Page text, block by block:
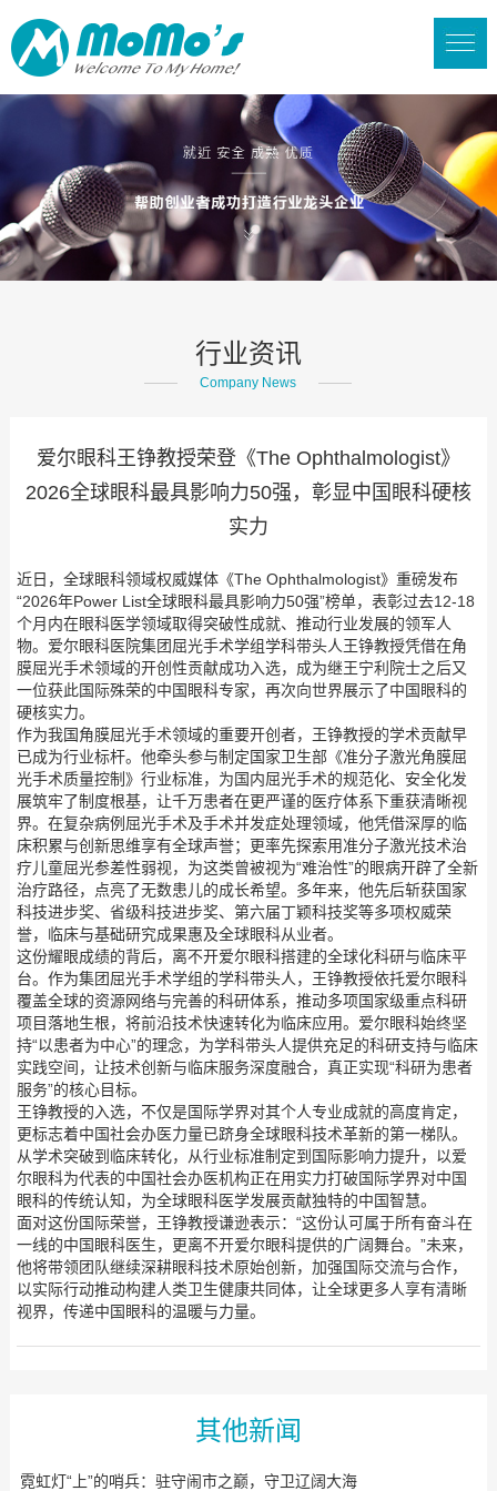
行业资讯
Company News
爱尔眼科王铮教授荣登《The Ophthalmologist》
2026全球眼科最具影响力50强，彰显中国眼科硬核
实力
近日，全球眼科领域权威媒体《The Ophthalmologist》重磅发布
“2026年Power List全球眼科最具影响力50强”榜单，表彰过去12-18
个月内在眼科医学领域取得突破性成就、推动行业发展的领军人
物。爱尔眼科医院集团屈光手术学组学科带头人王铮教授凭借在角
膜屈光手术领域的开创性贡献成功入选，成为继王宁利院士之后又
一位获此国际殊荣的中国眼科专家，再次向世界展示了中国眼科的
硬核实力。
作为我国角膜屈光手术领域的重要开创者，王铮教授的学术贡献早
已成为行业标杆。他牵头参与制定国家卫生部《准分子激光角膜屈
光手术质量控制》行业标准，为国内屈光手术的规范化、安全化发
展筑牢了制度根基，让千万患者在更严谨的医疗体系下重获清晰视
界。在复杂病例屈光手术及手术并发症处理领域，他凭借深厚的临
床积累与创新思维享有全球声誉；更率先探索用准分子激光技术治
疗儿童屈光参差性弱视，为这类曾被视为“难治性”的眼病开辟了全新
治疗路径，点亮了无数患儿的成长希望。多年来，他先后斩获国家
科技进步奖、省级科技进步奖、第六届丁颖科技奖等多项权威荣
誉，临床与基础研究成果惠及全球眼科从业者。
这份耀眼成绩的背后，离不开爱尔眼科搭建的全球化科研与临床平
台。作为集团屈光手术学组的学科带头人，王铮教授依托爱尔眼科
覆盖全球的资源网络与完善的科研体系，推动多项国家级重点科研
项目落地生根，将前沿技术快速转化为临床应用。爱尔眼科始终坚
持“以患者为中心”的理念，为学科带头人提供充足的科研支持与临床
实践空间，让技术创新与临床服务深度融合，真正实现“科研为患者
服务”的核心目标。
王铮教授的入选，不仅是国际学界对其个人专业成就的高度肯定，
更标志着中国社会办医力量已跻身全球眼科技术革新的第一梯队。
从学术突破到临床转化，从行业标准制定到国际影响力提升，以爱
尔眼科为代表的中国社会办医机构正在用实力打破国际学界对中国
眼科的传统认知，为全球眼科医学发展贡献独特的中国智慧。
面对这份国际荣誉，王铮教授谦逊表示：“这份认可属于所有奋斗在
一线的中国眼科医生，更离不开爱尔眼科提供的广阔舞台。”未来，
他将带领团队继续深耕眼科技术原始创新，加强国际交流与合作，
以实际行动推动构建人类卫生健康共同体，让全球更多人享有清晰
视界，传递中国眼科的温暖与力量。
其他新闻
霓虹灯“上”的哨兵：驻守闹市之巅，守卫辽阔大海